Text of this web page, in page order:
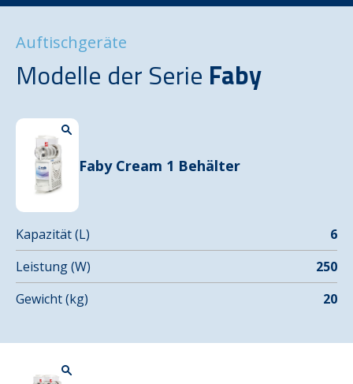
Auftischgeräte
Modelle der Serie Faby
Faby Cream 1 Behälter
Kapazität (L)
6
Leistung (W)
250
Gewicht (kg)
20